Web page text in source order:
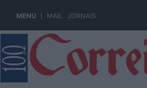
MENU MAIL JORNAIS